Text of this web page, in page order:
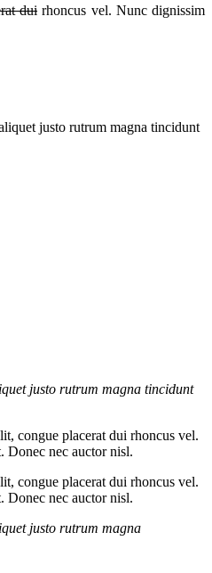
dui rhoncus vel. Nunc dignissim
justo rutrum magna tincidunt
justo rutrum magna tincidunt
congue placerat dui rhoncus vel.
Donec nec auctor nisl.
congue placerat dui rhoncus vel.
Donec nec auctor nisl.
justo rutrum magna